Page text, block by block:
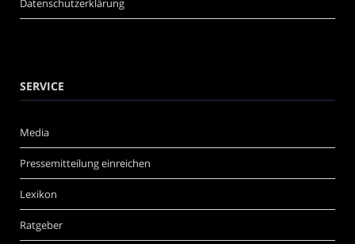
Datenschutzerklärung
SERVICE
Media
Pressemitteilung einreichen
Lexikon
Ratgeber